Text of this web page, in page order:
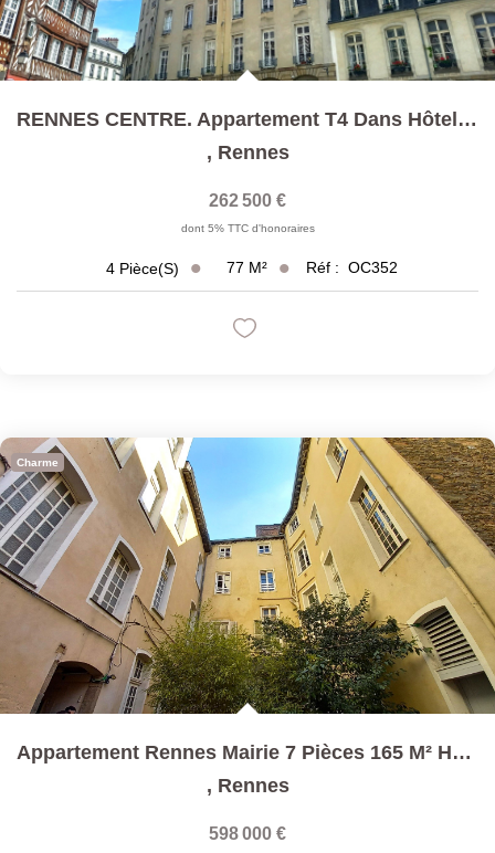
RENNES CENTRE. Appartement T4 Dans Hôtel Particulier D'une...
, Rennes
262 500 €
dont 5% TTC d'honoraires
4 Pièce(s) 77 M² Réf : OC352
Charme
Appartement Rennes Mairie 7 Pièces 165 M² Habitables...
, Rennes
598 000 €